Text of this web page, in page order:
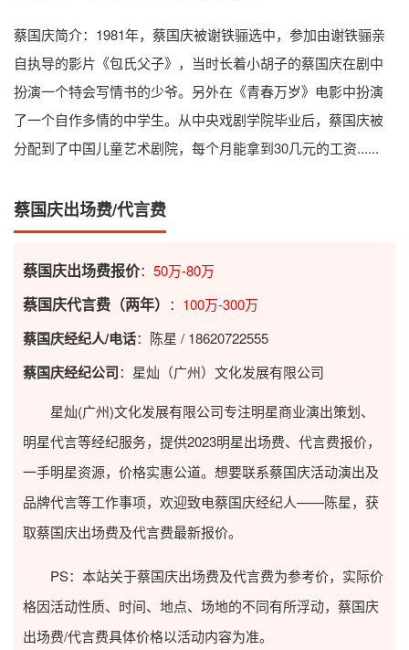
蔡国庆简介：1981年，蔡国庆被谢铁骊选中，参加由谢铁骊亲
自执导的影片《包氏父子》，当时长着小胡子的蔡国庆在剧中
扮演一个特会写情书的少爷。另外在《青春万岁》电影中扮演
了一个自作多情的中学生。从中央戏剧学院毕业后，蔡国庆被
分配到了中国儿童艺术剧院，每个月能拿到30几元的工资......
蔡国庆出场费/代言费
蔡国庆出场费报价： 50万-80万
蔡国庆代言费（两年） ： 100万-300万
蔡国庆经纪人/电话：陈星 / 18620722555
蔡国庆经纪公司：星灿（广州）文化发展有限公司
星灿(广州)文化发展有限公司专注明星商业演出策划、
明星代言等经纪服务，提供2023明星出场费、代言费报价，
一手明星资源，价格实惠公道。想要联系蔡国庆活动演出及
品牌代言等工作事项，欢迎致电蔡国庆经纪人——陈星，获
取蔡国庆出场费及代言费最新报价。
PS：本站关于蔡国庆出场费及代言费为参考价，实际价
格因活动性质、时间、地点、场地的不同有所浮动，蔡国庆
出场费/代言费具体价格以活动内容为准。